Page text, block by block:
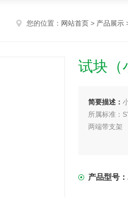
您的位置： 网站首页 > 产品展示
试块（
简要描述：
所属标准：
两端带支架
产品型号：